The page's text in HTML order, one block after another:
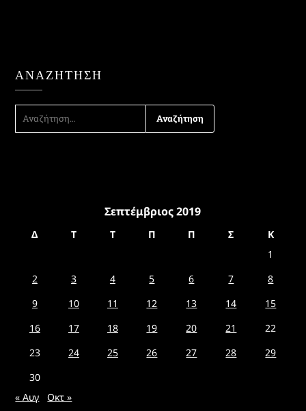
ΑΝΑΖΉΤΗΣΗ
ΑΝΑΖΉΤΗΣΗ
ΓΙΑ:
Σεπτέμβριος 2019
Δ Τ Τ Π Π Σ
Κ
1
2
3 4 5 6 7
8
9
10 11 12 13 14
15
16
17 18 19 20 21
22
23
24 25 26 27 28
29
30
« Αυγ
Οκτ »